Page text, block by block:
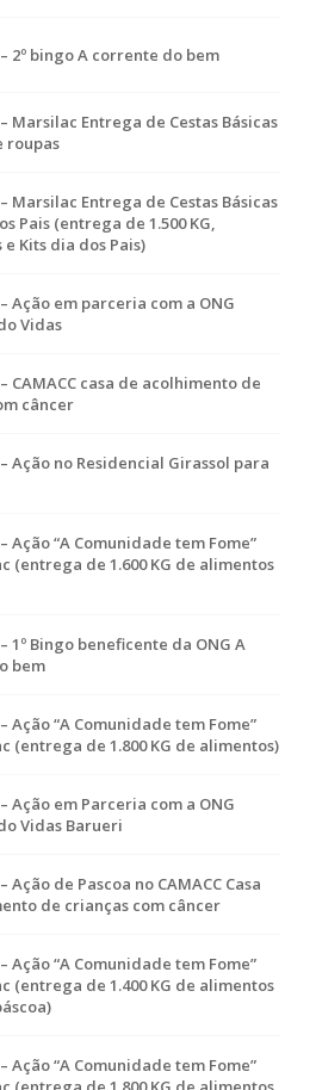
2º bingo A corrente do bem
Marsilac Entrega de Cestas Básicas
roupas
Marsilac Entrega de Cestas Básicas
Pais (entrega de 1.500 KG,
Kits dia dos Pais)
Ação em parceria com a ONG
Vidas
CAMACC casa de acolhimento de
câncer
Ação no Residencial Girassol para
Ação “A Comunidade tem Fome”
(entrega de 1.600 KG de alimentos
1º Bingo beneficente da ONG A
bem
Ação “A Comunidade tem Fome”
(entrega de 1.800 KG de alimentos)
Ação em Parceria com a ONG
Vidas Barueri
Ação de Pascoa no CAMACC Casa
de crianças com câncer
Ação “A Comunidade tem Fome”
(entrega de 1.400 KG de alimentos
Ação “A Comunidade tem Fome”